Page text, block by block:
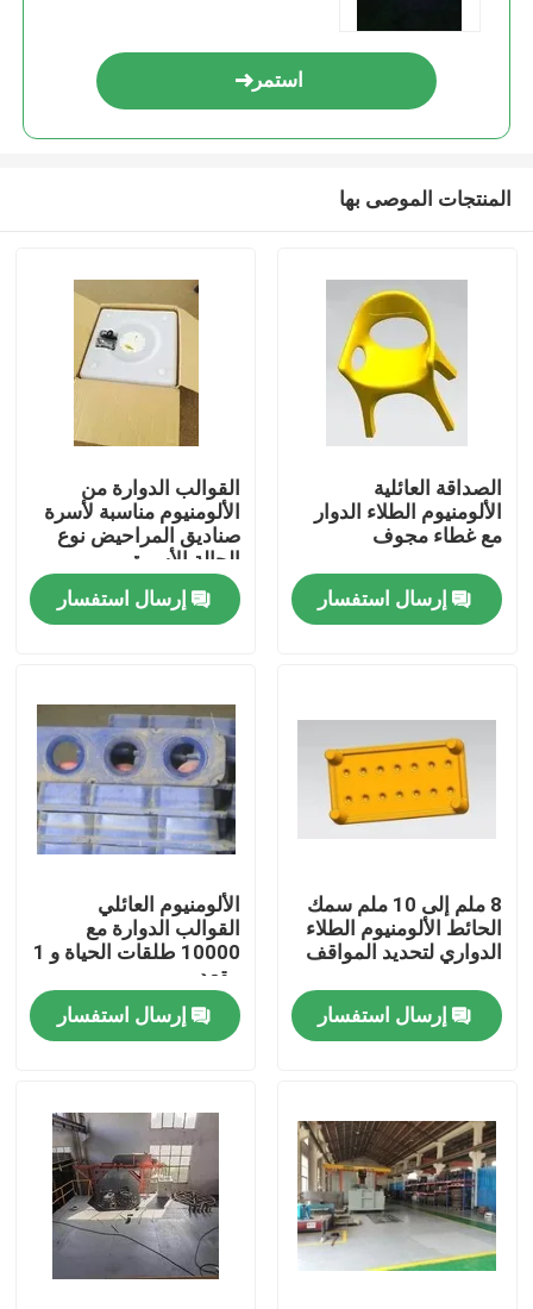
مسكن
أشرطة فيديو
جولة في المعمل
مراقبة الجودة
أخبار
اطلب اقتباس
استمر
المنتجات الموصى بها
الصداقة العائلية
الألومنيوم الطلاء الدوار
مع غطاء مجوف
إرسال استفسار
القوالب الدوارة من
الألومنيوم مناسبة لأسرة
صناديق المراحيض نوع
الحالة الأسرة
إرسال استفسار
8 ملم إلى 10 ملم سمك
الحائط الألومنيوم الطلاء
الدواري لتحديد المواقف
إرسال استفسار
الألومنيوم العائلي
القوالب الدوارة مع
10000 طلقات الحياة و 1
مقعد
إرسال استفسار